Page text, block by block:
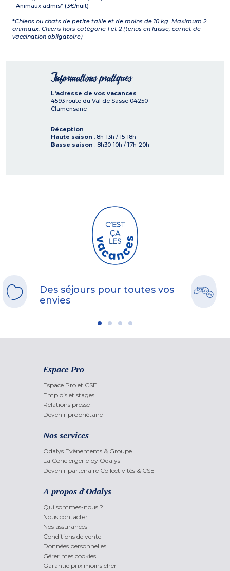
- Animaux admis* (3€/nuit)
*Chiens ou chats de petite taille et de moins de 10 kg. Maximum 2
animaux. Chiens hors catégorie 1 et 2 (tenus en laisse, carnet de
vaccination obligatoire)
Informations pratiques
L'adresse de vos vacances
4593 route du Val de Sasse 04250
Clamensane
Réception
Haute saison : 8h-13h / 15-18h
Basse saison : 8h30-10h / 17h-20h
Des séjours pour toutes vos
envies
Espace Pro
Espace Pro et CSE
Emplois et stages
Relations presse
Devenir propriétaire
Nos services
Odalys Evènements & Groupe
La Conciergerie by Odalys
Devenir partenaire Collectivités & CSE
A propos d'Odalys
Qui sommes-nous ?
Nous contacter
Nos assurances
Conditions de vente
Données personnelles
Gérer mes cookies
Garantie prix moins cher